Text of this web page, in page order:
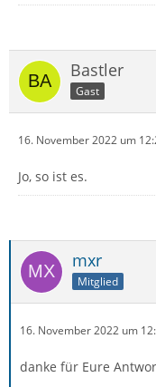
Bastler
Gast
16. November 2022 um
Jo, so ist es.
mxr
Mitglied
16. November 2022 um
danke für Eure